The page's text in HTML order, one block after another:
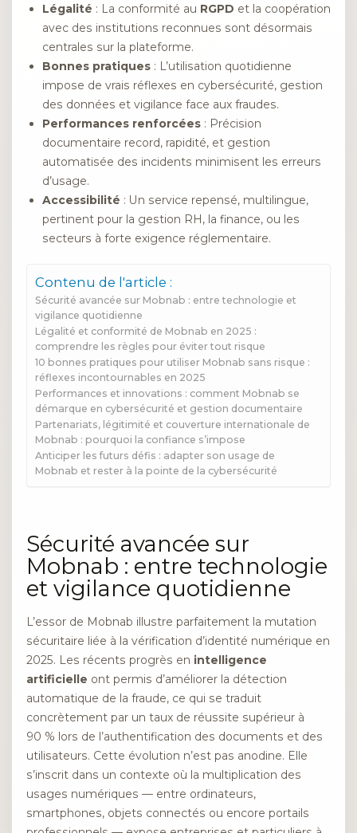
Légalité : La conformité au RGPD et la coopération
avec des institutions reconnues sont désormais
centrales sur la plateforme.
Bonnes pratiques : L’utilisation quotidienne
impose de vrais réflexes en cybersécurité, gestion
des données et vigilance face aux fraudes.
Performances renforcées : Précision
documentaire record, rapidité, et gestion
automatisée des incidents minimisent les erreurs
d’usage.
Accessibilité : Un service repensé, multilingue,
pertinent pour la gestion RH, la finance, ou les
secteurs à forte exigence réglementaire.
Contenu de l'article :
Sécurité avancée sur Mobnab : entre technologie et
vigilance quotidienne
Légalité et conformité de Mobnab en 2025 :
comprendre les règles pour éviter tout risque
10 bonnes pratiques pour utiliser Mobnab sans risque :
réflexes incontournables en 2025
Performances et innovations : comment Mobnab se
démarque en cybersécurité et gestion documentaire
Partenariats, légitimité et couverture internationale de
Mobnab : pourquoi la confiance s’impose
Anticiper les futurs défis : adapter son usage de
Mobnab et rester à la pointe de la cybersécurité
Sécurité avancée sur
Mobnab : entre technologie
et vigilance quotidienne
L’essor de Mobnab illustre parfaitement la mutation
sécuritaire liée à la vérification d’identité numérique en
2025. Les récents progrès en intelligence
artificielle ont permis d’améliorer la détection
automatique de la fraude, ce qui se traduit
concrètement par un taux de réussite supérieur à
90 % lors de l’authentification des documents et des
utilisateurs. Cette évolution n’est pas anodine. Elle
s’inscrit dans un contexte où la multiplication des
usages numériques — entre ordinateurs,
smartphones, objets connectés ou encore portails